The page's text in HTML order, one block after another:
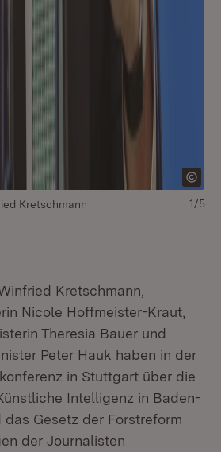
Kretschmann 1/5
Kretschmann,
Nicole Hoffmeister-Kraut,
Theresia Bauer und
Peter Hauk haben in der
in Stuttgart über die
Intelligenz in Baden-
das Gesetz der Forstreform
der Journalisten